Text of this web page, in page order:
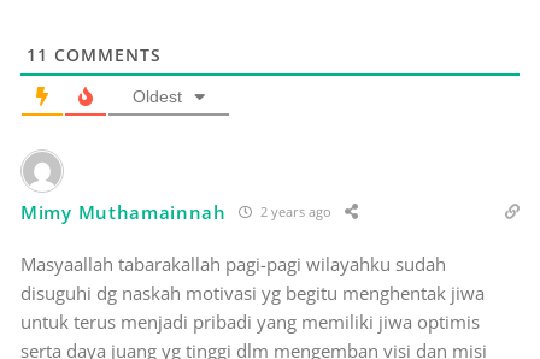
11 COMMENTS
Oldest
Mimy Muthamainnah 2 years ago
Masyaallah tabarakallah pagi-pagi wilayahku sudah
disuguhi dg naskah motivasi yg begitu menghentak jiwa
untuk terus menjadi pribadi yang memiliki jiwa optimis
serta daya juang yg tinggi dlm mengemban visi dan misi